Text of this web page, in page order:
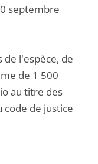
septembre
de l'espèce, de
de 1 500
au titre des
code de justice